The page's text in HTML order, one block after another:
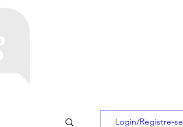
Login/Registre-se